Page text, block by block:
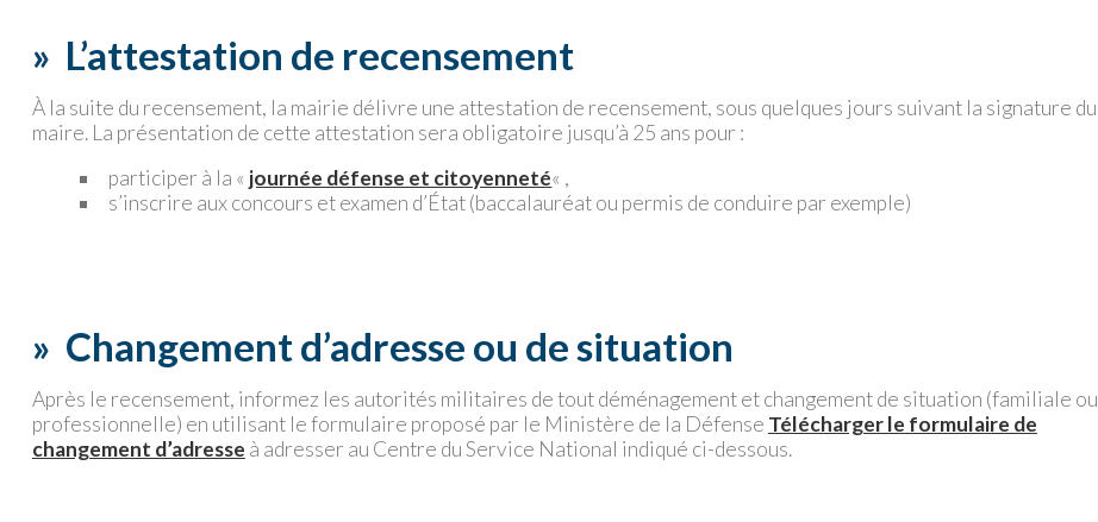
» L’attestation de recensement
À la suite du recensement, la mairie délivre une attestation de recensement, sous quelques jours suivant la signature du
maire. La présentation de cette attestation sera obligatoire jusqu’à 25 ans pour :
participer à la « journée défense et citoyenneté« ,
s’inscrire aux concours et examen d’État (baccalauréat ou permis de conduire par exemple)
» Changement d’adresse ou de situation
Après le recensement, informez les autorités militaires de tout déménagement et changement de situation (familiale ou
professionnelle) en utilisant le formulaire proposé par le Ministère de la Défense Télécharger le formulaire de
changement d’adresse à adresser au Centre du Service National indiqué ci-dessous.